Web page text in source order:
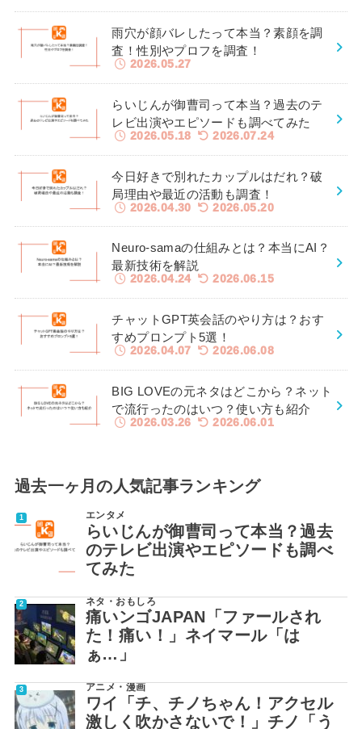
雨穴が顔バレしたって本当？素顔を調
査！性別やプロフを調査！
2026.05.27
らいじんが御曹司って本当？過去のテ
レビ出演やエピソードも調べてみた
2026.05.18 2026.07.24
今日好きで別れたカップルはだれ？破
局理由や最近の活動も調査！
2026.04.30 2026.05.20
Neuro-samaの仕組みとは？本当にAI？
最新技術を解説
2026.04.24 2026.06.15
チャットGPT英会話のやり方は？おす
すめプロンプト5選！
2026.04.07 2026.06.08
BIG LOVEの元ネタはどこから？ネット
で流行ったのはいつ？使い方も紹介
2026.03.26 2026.06.01
過去一ヶ月の人気記事ランキング
エンタメ
らいじんが御曹司って本当？過去
のテレビ出演やエピソードも調べ
てみた
ネタ・おもしろ
痛いンゴJAPAN「ファールされ
た！痛い！」ネイマール「は
ぁ…」
アニメ・漫画
ワイ「チ、チノちゃん！アクセル
激しく吹かさないで！」チノ「う